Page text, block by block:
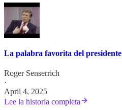
La palabra favorita del presidente
Roger Senserrich
·
April 4, 2025
Lee la historia completa